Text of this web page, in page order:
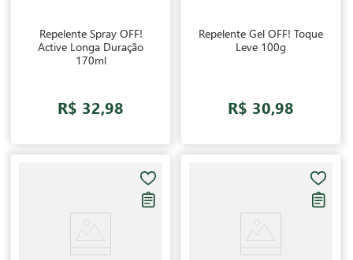
Repelente Spray OFF!
Active Longa Duração
170ml
R$ 32,98
Repelente Gel OFF! Toque
Leve 100g
R$ 30,98